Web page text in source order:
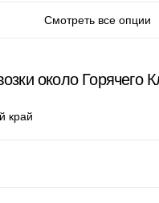
Смотреть все опции
около Горячего
край